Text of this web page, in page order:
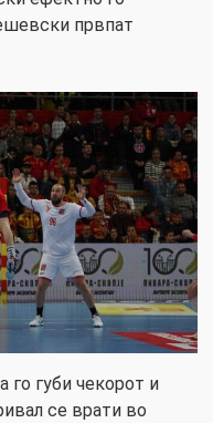
првпат
го губи чекорот и
се врати во